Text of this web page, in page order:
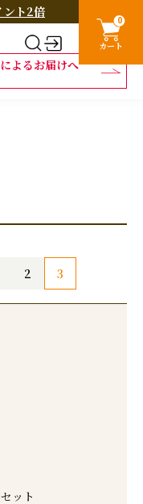
ント2倍
よるお届けへ
0
カート
2 3
ット